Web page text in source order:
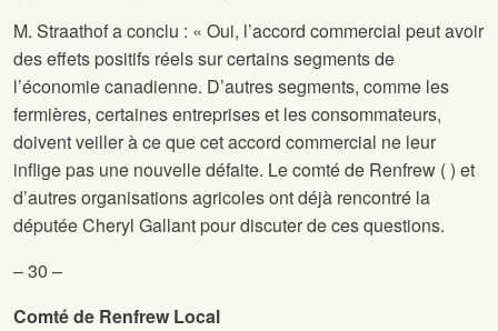
M. Straathof a conclu : « Oui, l’accord commercial peut avoir
des effets positifs réels sur certains segments de
l’économie canadienne. D’autres segments, comme les
fermières, certaines entreprises et les consommateurs,
doivent veiller à ce que cet accord commercial ne leur
inflige pas une nouvelle défaite. Le comté de Renfrew () et
d’autres organisations agricoles ont déjà rencontré la
députée Cheryl Gallant pour discuter de ces questions.
– 30 –
Comté de Renfrew Local